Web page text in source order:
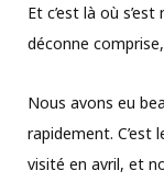
Et c’est là où
déconne
Nous avons eu
rapidement. C’est
visité en avril, et